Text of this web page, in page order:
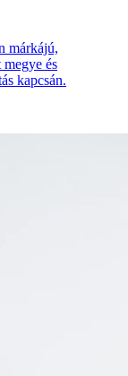
márkájú,
és
kapcsán.